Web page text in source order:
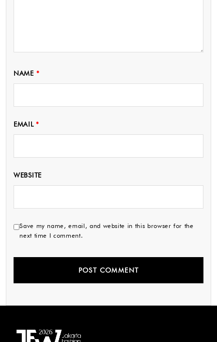
NAME *
EMAIL*
WEBSITE
Save my name, email, and website in this browser for the
next time I comment.